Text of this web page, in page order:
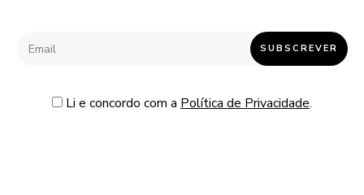
Li e concordo com a Política de Privacidade.